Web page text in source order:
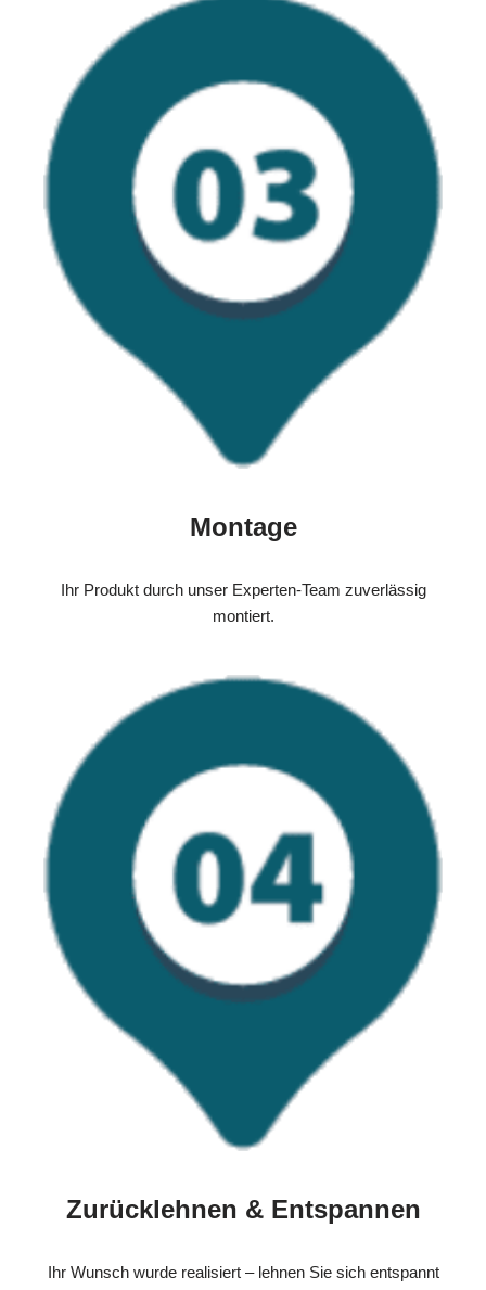
Montage
Ihr Produkt durch unser Experten-Team zuverlässig
montiert.
Zurücklehnen & Entspannen
Ihr Wunsch wurde realisiert – lehnen Sie sich entspannt